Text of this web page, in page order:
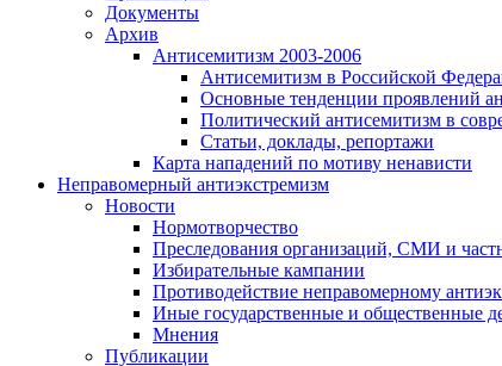
Документы
Архив
Антисемитизм 2003-2006
Антисемитизм в Российской
Основные тенденции проявлений
Политический антисемитизм в
Статьи, доклады, репортажи
Карта нападений по мотиву ненависти
Неправомерный антиэкстремизм
Новости
Нормотворчество
Преследования организаций, СМИ и
Избирательные кампании
Противодействие неправомерному
Иные государственные и общественные
Мнения
Публикации